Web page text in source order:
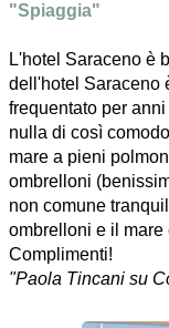
"Spiaggia"
L'hotel Saraceno è
dell'hotel Saraceno
frequentato per
nulla di così
mare a pieni
ombrelloni
non comune
ombrelloni e il mare
Complimenti!
"Paola Tincani su